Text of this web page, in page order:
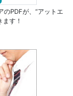
PDFが、 “アットエ
す！